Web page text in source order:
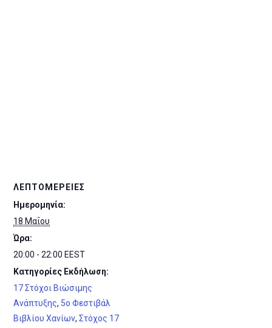
ΛΕΠΤΟΜΈΡΕΙΕΣ
Ημερομηνία:
18 Μαΐου
Ώρα:
20:00 - 22:00 EEST
Κατηγορίες Εκδήλωση:
17 Στόχοι Βιώσιμης
Ανάπτυξης, 5ο Φεστιβάλ
Βιβλίου Χανίων,Στόχος 17